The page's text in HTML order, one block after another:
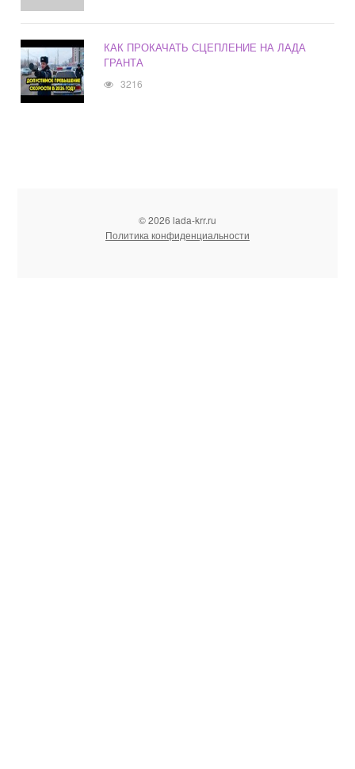
КАК ПРОКАЧАТЬ СЦЕПЛЕНИЕ НА ЛАДА
ГРАНТА
3216
© 2026 lada-krr.ru
Политика конфиденциальности